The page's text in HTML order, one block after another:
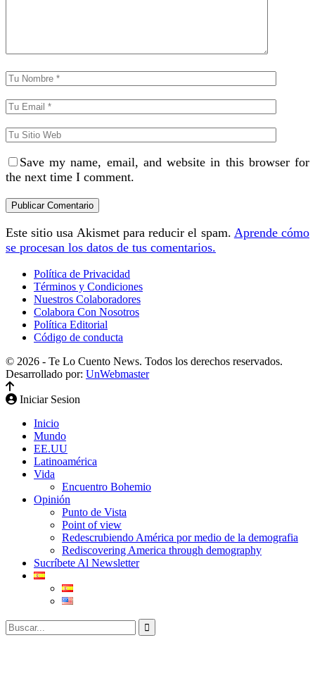
Save my name, email, and website in this browser for
the next time I comment.
Este sitio usa Akismet para reducir el spam. Aprende cómo
se procesan los datos de tus comentarios.
Política de Privacidad
Términos y Condiciones
Nuestros Colaboradores
Colabora Con Nosotros
Política Editorial
Código de conducta
© 2026 - Te Lo Cuento News. Todos los derechos reservados.
Desarrollado por: UnWebmaster
Iniciar Sesion
Inicio
Mundo
EE.UU
Latinoamérica
Vida
Encuentro Bohemio
Opinión
Punto de Vista
Point of view
Redescrubiendo América por medio de la demografia
Rediscovering America through demography
Sucríbete Al Newsletter